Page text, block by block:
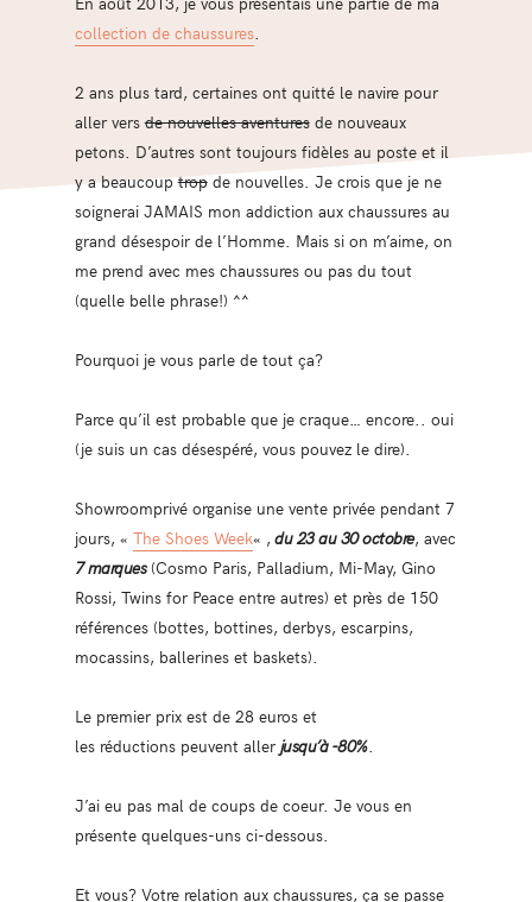
collection de chaussures.
2 ans plus tard, certaines ont quitté le navire pour
aller versde nouvelles aventuresde nouveaux
petons. D’autres sont toujours fidèles au poste et il
y a beaucouptropde nouvelles. Je crois que je ne
soignerai JAMAIS mon addiction aux chaussures au
grand désespoir de l’Homme. Mais si on m’aime, on
me prend avec mes chaussures ou pas du tout
(quelle belle phrase!) ^^
Pourquoi je vous parle de tout ça?
Parce qu’il est probable que je craque… encore.. oui
(je suis un cas désespéré, vous pouvez le dire).
Showroomprivé organise une vente privée pendant 7
jours, « The Shoes Week« , du 23 au 30 octobre, avec
7 marques(Cosmo Paris, Palladium, Mi-May, Gino
Rossi, Twins for Peace entre autres) et près de 150
références (bottes, bottines, derbys, escarpins,
mocassins, ballerines et baskets).
Le premier prix est de 28 euros et
les réductions peuvent aller jusqu’à -80%.
J’ai eu pas mal de coups de coeur. Je vous en
présente quelques-uns ci-dessous.
Et vous? Votre relation aux chaussures, ça se passe